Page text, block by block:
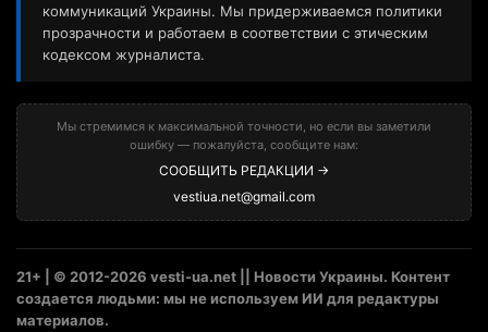
коммуникаций Украины. Мы придерживаемся политики
прозрачности и работаем в соответствии с этическим
кодексом журналиста.
Мы стремимся к максимальной точности, но если вы заметили
ошибку — пожалуйста, сообщите нам:
СООБЩИТЬ РЕДАКЦИИ →
vestiua.net@gmail.com
21+ | © 2012-2026 vesti-ua.net || Новости Украины. Контент
создается людьми: мы не используем ИИ для редактуры
материалов.